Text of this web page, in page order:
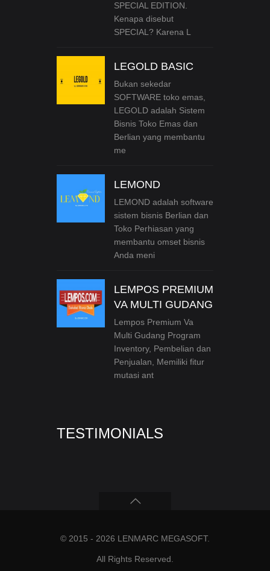
SPECIAL EDITION.
Kenapa disebut
SPECIAL? Karena L
LEGOLD BASIC
Bukan sekedar
SOFTWARE toko emas,
LEGOLD adalah Sistem
Bisnis Toko Emas dan
Berlian yang membantu
me
LEMOND
LEMOND adalah software
sistem bisnis Berlian dan
Toko Perhiasan yang
membantu omset bisnis
Anda meni
LEMPOS PREMIUM
VA MULTI GUDANG
Lempos Premium Va
Multi Gudang Program
Inventory, Pembelian dan
Penjualan, Memiliki fitur
mutasi ant
TESTIMONIALS
© 2015 - 2026 LENMARC MEGASOFT.
All Rights Reserved.